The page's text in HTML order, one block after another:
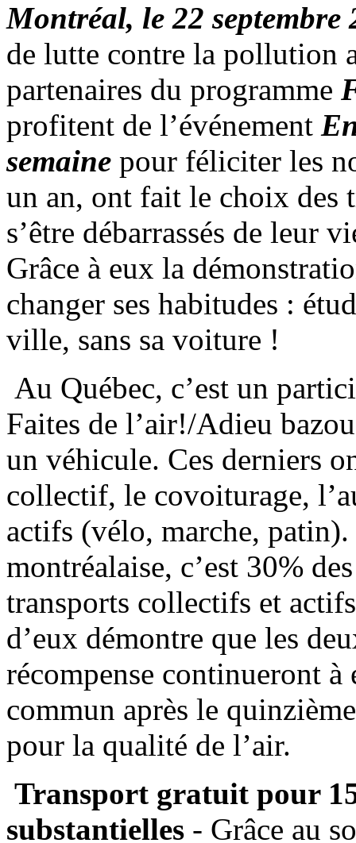
Montréal, le 22 septembre
de lutte contre la pollution
partenaires du programme
profitent de l’événement
semaine pour féliciter les
un an, ont fait le choix des
s’être débarrassés de leur
Grâce à eux la
changer ses habitudes :
ville, sans sa voiture !
Au Québec, c’est un
Faites de l’air!/Adieu
un véhicule. Ces derniers
collectif, le covoiturage,
actifs (vélo, marche,
montréalaise, c’est 30%
transports collectifs et
d’eux démontre que les
récompense continueront
commun après le
pour la qualité de l’air.
Transport gratuit pour
substantielles - Grâce au